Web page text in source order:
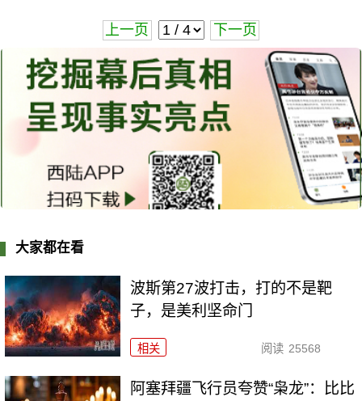
上一页 下一页
大家都在看
波斯第27波打击，打的不是靶
子，是美利坚命门
相关 阅读 25568
阿塞拜疆飞行员夸赞“枭龙”：比比